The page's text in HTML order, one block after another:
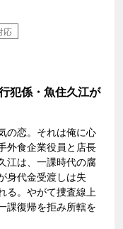
応
犯係・魚住久江が
の恋。それは俺に心
食企業役員と店長
江は、一課時代の腐
身代金受渡しは失
る。やがて捜査線上
課復帰を拒み所轄を